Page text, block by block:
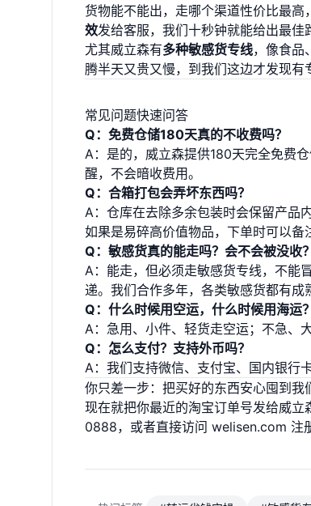
货物能不能出，走哪个渠道性价比最
效发给客服，我们十秒钟就能给出最佳
尤其威立森有多种敏感货专线，像食品
腾半天又贵又慢，到我们这边才发现有
常见问题快速问答
Q：免费仓储180天真的不收费吗？
A：是的，威立森提供180天完全免费
醒，不会暗收费用。
Q：合箱打包会弄坏东西吗？
A：仓库在去除多余包装时会保留产品
如果是易碎高价值物品，下单时可以备
Q：敏感货真的能走吗？会不会被没收？
A：能走，但必须走敏感货专线，不能
递。我们合作多年，各类敏感货都有成
Q：什么时候用空运，什么时候用海运？
A：急用、小件、轻货走空运；不急、
Q：怎么支付？支持外币吗？
A：我们支持微信、支付宝、国内银行
你只差一步：把买好的东西安心囤到我
现在就把你最近的淘宝订单号发给威
0888，或者直接访问 welisen.com 注